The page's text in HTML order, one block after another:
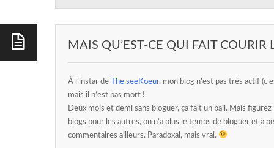
MAIS QU’EST-CE QUI FAIT COURIR
À l’instar de The seeKoeur, mon blog n’est pas très actif
mais il n’est pas mort !
Deux mois et demi sans bloguer, ça fait un bail. Mais
blogs pour les autres, on n’a plus le temps de bloguer et à
commentaires ailleurs. Paradoxal, mais vrai.